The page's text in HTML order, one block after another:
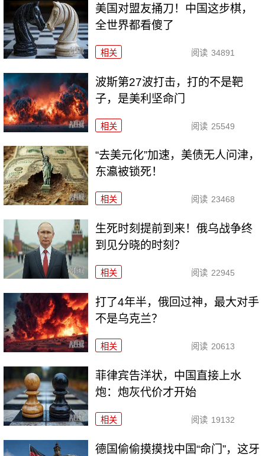
美国对盟友捅刀！中国这步棋，
全世界都看傻了
相关 阅读 34891
波斯第27波打击，打的不是靶
子，是美利坚命门
相关 阅读 25549
“去美元化”加速，美债无人问津，
东瀛被锁死！
相关 阅读 23468
生死时刻提前到来！俄乌战争终
到见分晓的时刻？
相关 阅读 22945
打了4年半，俄回过神，最大对手
不是乌克兰？
相关 阅读 20613
菲律宾告洋状，中国直接上水
炮：炮灰代价才开始
相关 阅读 19132
德国偷偷摸摸找中国“命门”，这牙